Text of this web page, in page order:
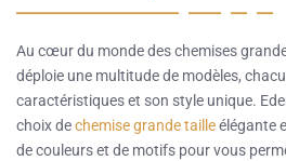
Au cœur du monde des chemises
déploie une multitude de modèles,
caractéristiques et son style unique.
choix dechemise grande tailleélégante
de couleurs et de motifs pour vous